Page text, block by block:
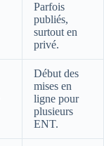
Parfois
publiés,
surtout en
privé.
Début des
mises en
ligne pour
plusieurs
ENT.